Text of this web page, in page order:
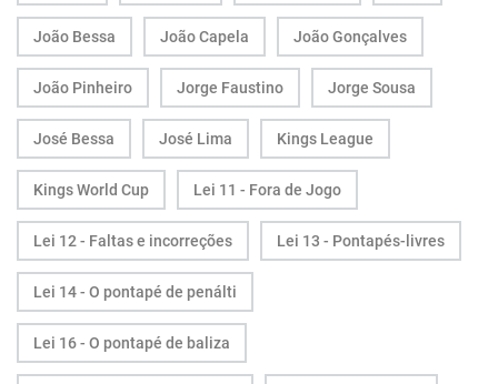
João Bessa João Capela João Gonçalves
João Pinheiro Jorge Faustino Jorge Sousa
José Bessa José Lima Kings League
Kings World Cup Lei 11 - Fora de Jogo
Lei 12 - Faltas e incorreções Lei 13 - Pontapés-livres
Lei 14 - O pontapé de penálti
Lei 16 - O pontapé de baliza